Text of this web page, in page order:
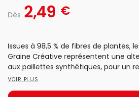
Dès 2,49 €
Issues à 98,5 % de fibres de plantes,
Graine Créative représentent une
aux paillettes synthétiques, pour un
VOIR PLUS